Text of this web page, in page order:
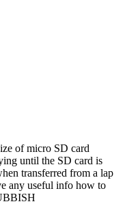
of micro SD card
until the SD card is
transferred from a lap
any useful info how to